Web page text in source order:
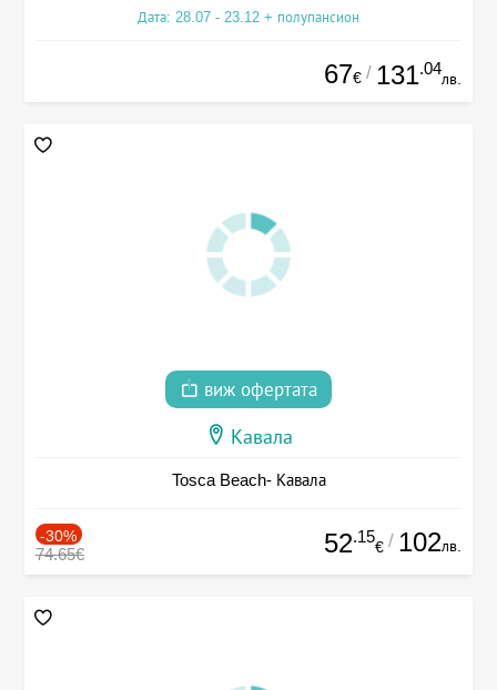
Дата: 28.07 - 23.12 + полупансион
67€ / 131.04
лв.
виж офертата
Кавала
Tosca Beach- Кавала
-30%
74.65€ 52.15
€ / 102лв.